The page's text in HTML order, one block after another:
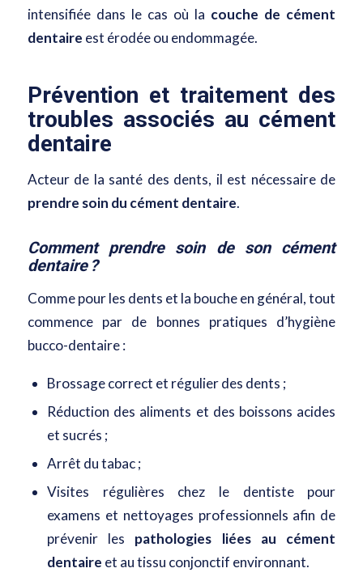
intensifiée dans le cas où la couche de cément
dentaire est érodée ou endommagée.
Prévention et traitement des
troubles associés au cément
dentaire
Acteur de la santé des dents, il est nécessaire de
prendre soin du cément dentaire.
Comment prendre soin de son cément
dentaire ?
Comme pour les dents et la bouche en général, tout
commence par de bonnes pratiques d’hygiène
bucco-dentaire :
Brossage correct et régulier des dents ;
Réduction des aliments et des boissons acides
et sucrés ;
Arrêt du tabac ;
Visites régulières chez le dentiste pour
examens et nettoyages professionnels afin de
prévenir les pathologies liées au cément
dentaire et au tissu conjonctif environnant.